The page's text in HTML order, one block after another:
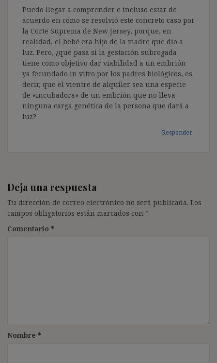
Puedo llegar a comprender e incluso estar de
acuerdo en cómo se resolvió este concreto caso por
la Corte Suprema de New Jersey, porque, en
realidad, el bebé era hijo de la madre que dio a
luz. Pero, ¿qué pasa si la gestación subrogada
tiene como objetivo dar viabilidad a un embrión
ya fecundado in vitro por los padres biológicos, es
decir, que el vientre de alquiler sea una especie
de «incubadora» de un embrión que no lleva
ninguna carga genética de la persona que dará a
luz?
Responder
Deja una respuesta
Tu dirección de correo electrónico no será publicada. Los
campos obligatorios están marcados con *
Comentario *
Nombre *